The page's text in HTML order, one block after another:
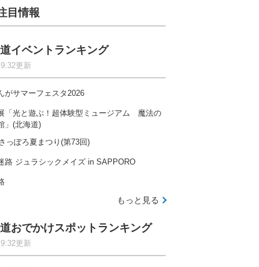
目情報
イベントランキング
更新
がサマーフェスタ2026
「光と遊ぶ！超体験型ミュージアム 魔法の
」(北海道)
っぽろ夏まつり(第73回)
路 ジュラシックメイズ in SAPPORO
もっと見る
おでかけスポットランキング
更新